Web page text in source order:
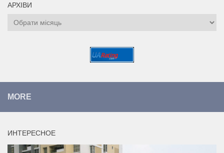
АРХІВИ
Архіви
MORE
ИНТЕРЕСНОЕ